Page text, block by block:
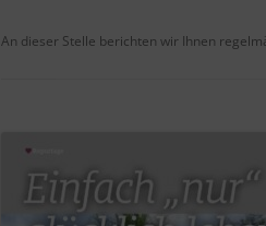
An dieser Stelle berichten wir Ihnen